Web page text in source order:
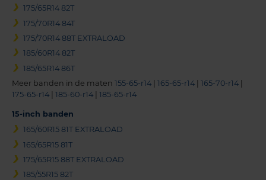
175/65R14 82T
175/70R14 84T
175/70R14 88T EXTRALOAD
185/60R14 82T
185/65R14 86T
Meer banden in de maten 155-65-r14 165-65-r14 165-70-r14
175-65-r14
185-60-r14 185-65-r14
15-inch banden
165/60R15 81T EXTRALOAD
165/65R15 81T
175/65R15 88T EXTRALOAD
185/55R15 82T